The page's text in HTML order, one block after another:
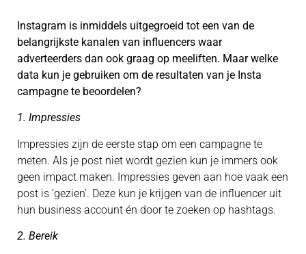
Instagram is inmiddels uitgegroeid tot een van de
belangrijkste kanalen van influencers waar
adverteerders dan ook graag op meeliften. Maar welke
data kun je gebruiken om de resultaten van je Insta
campagne te beoordelen?
1. Impressies
Impressies zijn de eerste stap om een campagne te
meten. Als je post niet wordt gezien kun je immers ook
geen impact maken. Impressies geven aan hoe vaak een
post is ‘gezien’. Deze kun je krijgen van de influencer uit
hun business account én door te zoeken op hashtags.
2. Bereik